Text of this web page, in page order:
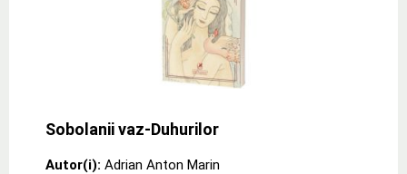
Sobolanii vaz-Duhurilor
Autor(i): Adrian Anton Marin